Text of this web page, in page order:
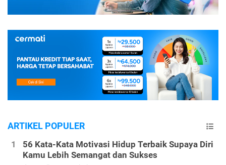
ARTIKEL POPULER
56 Kata-Kata Motivasi Hidup Terbaik Supaya Diri
Kamu Lebih Semangat dan Sukses